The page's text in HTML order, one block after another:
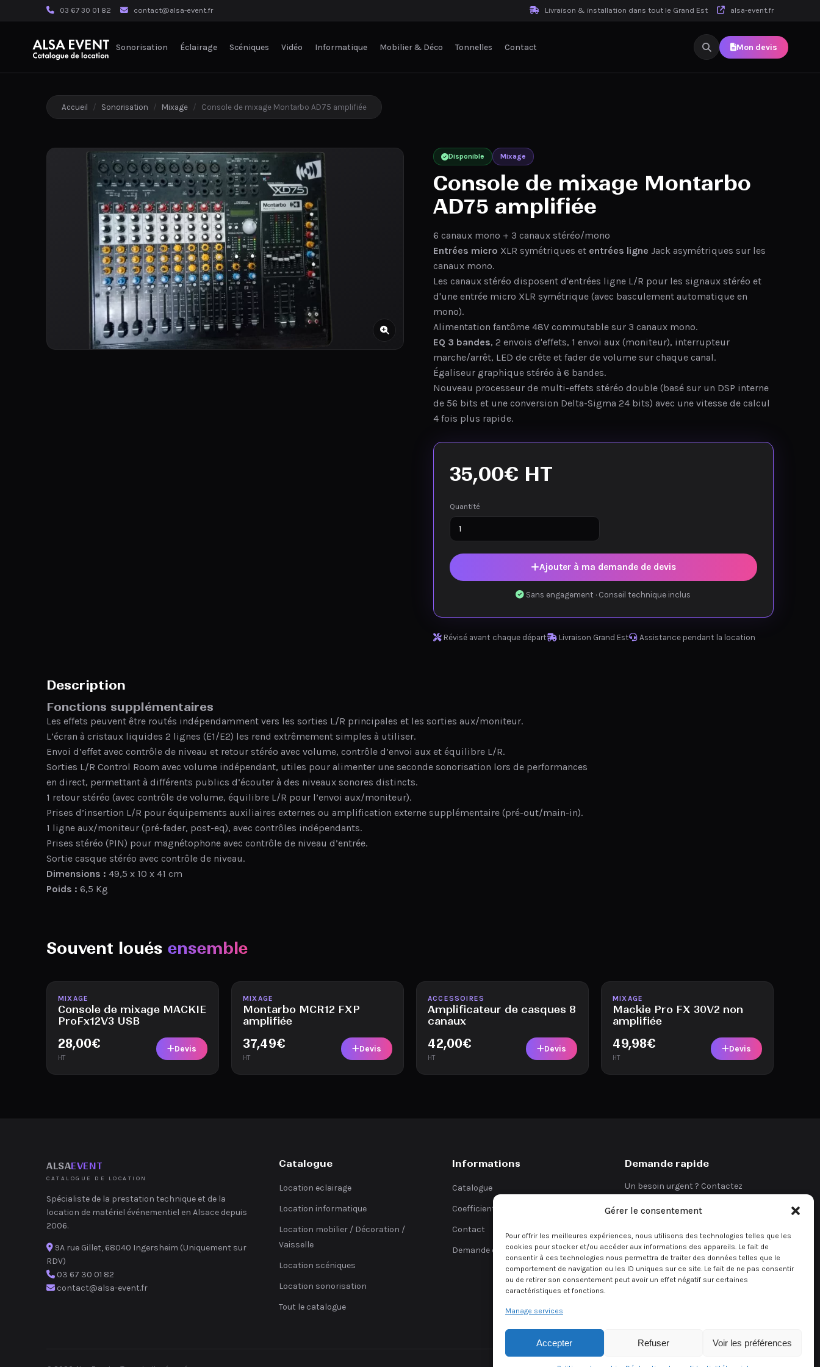
Gérer le consentement
Pour offrir les meilleures expériences, nous utilisons des technologies telles que les
cookies pour stocker et/ou accéder aux informations des appareils. Le fait de
consentir à ces technologies nous permettra de traiter des données telles que le
comportement de navigation ou les ID uniques sur ce site. Le fait de ne pas consentir
ou de retirer son consentement peut avoir un effet négatif sur certaines
caractéristiques et fonctions.
Manage services
Accepter Refuser Voir les préférences
03 67 30 01 82 contact@alsa-event.fr Livraison & installation dans tout le Grand Est alsa-event.fr
Sonorisation Éclairage Scéniques Vidéo Informatique Mobilier & Déco Tonnelles Contact Mon devis
Accueil / Sonorisation / Mixage / Console de mixage Montarbo AD75 amplifiée
Disponible Mixage
Console de mixage Montarbo
AD75 amplifiée
6 canaux mono + 3 canaux stéréo/mono
Entrées micro XLR symétriques et entrées ligne Jack asymétriques sur les
canaux mono.
Les canaux stéréo disposent d'entrées ligne L/R pour les signaux stéréo et
d'une entrée micro XLR symétrique (avec basculement automatique en
mono).
Alimentation fantôme 48V commutable sur 3 canaux mono.
EQ 3 bandes, 2 envois d'effets, 1 envoi aux (moniteur), interrupteur
marche/arrêt, LED de crête et fader de volume sur chaque canal.
Égaliseur graphique stéréo à 6 bandes.
Nouveau processeur de multi-effets stéréo double (basé sur un DSP interne
de 56 bits et une conversion Delta-Sigma 24 bits) avec une vitesse de calcul
4 fois plus rapide.
35,00€ HT
Quantité
Ajouter à ma demande de devis
Sans engagement · Conseil technique inclus
Révisé avant chaque départ Livraison Grand Est Assistance pendant la location
Description
Fonctions supplémentaires
Les effets peuvent être routés indépendamment vers les sorties L/R principales et les sorties aux/moniteur.
L’écran à cristaux liquides 2 lignes (E1/E2) les rend extrêmement simples à utiliser.
Envoi d’effet avec contrôle de niveau et retour stéréo avec volume, contrôle d’envoi aux et équilibre L/R.
Sorties L/R Control Room avec volume indépendant, utiles pour alimenter une seconde sonorisation lors de performances
en direct, permettant à différents publics d’écouter à des niveaux sonores distincts.
1 retour stéréo (avec contrôle de volume, équilibre L/R pour l’envoi aux/moniteur).
Prises d’insertion L/R pour équipements auxiliaires externes ou amplification externe supplémentaire (pré-out/main-in).
1 ligne aux/moniteur (pré-fader, post-eq), avec contrôles indépendants.
Prises stéréo (PIN) pour magnétophone avec contrôle de niveau d’entrée.
Sortie casque stéréo avec contrôle de niveau.
Dimensions : 49,5 x 10 x 41 cm
Poids : 6,5 Kg
Souvent loués ensemble
Disponible
MIXAGE
Console de mixage MACKIE
ProFx12V3 USB
28,00€
HT
Devis
Disponible
MIXAGE
Montarbo MCR12 FXP
amplifiée
37,49€
HT
Devis
Disponible
ACCESSOIRES
Amplificateur de casques 8
canaux
42,00€
HT
Devis
Disponible
MIXAGE
Mackie Pro FX 30V2 non
amplifiée
49,98€
HT
Devis
ALSAEVENT
CATALOGUE DE LOCATION
Spécialiste de la prestation technique et de la
location de matériel événementiel en Alsace depuis
2006.
9A rue Gillet, 68040 Ingersheim (Uniquement sur
RDV)
03 67 30 01 82
contact@alsa-event.fr
Catalogue
Location eclairage
Location informatique
Location mobilier / Décoration /
Vaisselle
Location scéniques
Location sonorisation
Tout le catalogue
Informations
Catalogue
Coefficients
Contact
Demande de devis
Demande rapide
Un besoin urgent ? Contactez